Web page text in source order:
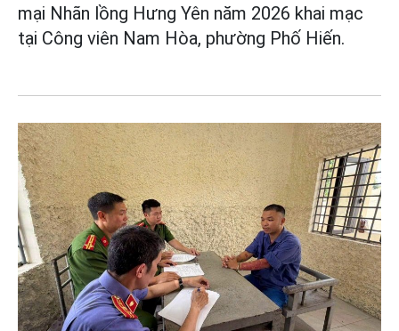
mại Nhãn lồng Hưng Yên năm 2026 khai mạc
tại Công viên Nam Hòa, phường Phố Hiến.